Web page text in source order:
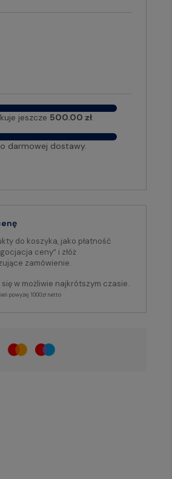
jeszcze 500.00 zł.
darmowej dostawy.
do koszyka, jako płatność
ceny” i złóż
zamówienie.
w możliwie najkrótszym czasie.
powyżej 1000zł netto